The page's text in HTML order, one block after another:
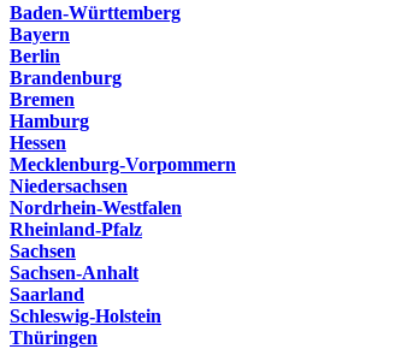
Baden-Württemberg
Bayern
Berlin
Brandenburg
Bremen
Hamburg
Hessen
Mecklenburg-Vorpommern
Niedersachsen
Nordrhein-Westfalen
Rheinland-Pfalz
Sachsen
Sachsen-Anhalt
Saarland
Schleswig-Holstein
Thüringen